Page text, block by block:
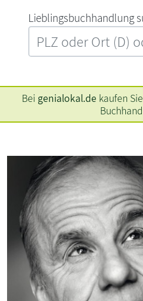
L‍i‍e‍b‍l‍i‍n‍g‍s‍b‍u‍c‍h‍h‍a‍n‍d‍l‍u‍n‍g‍
Bei genialokal.de kaufen